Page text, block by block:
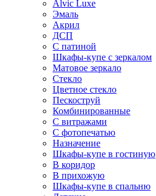
Alvic Luxe
Эмаль
Акрил
ДСП
С патиной
Шкафы-купе с зеркалом
Матовое зеркало
Стекло
Цветное стекло
Пескоструй
Комбинированные
С витражами
С фотопечатью
Назначение
Шкафы-купе в гостиную
В коридор
В прихожую
Шкафы-купе в спальню